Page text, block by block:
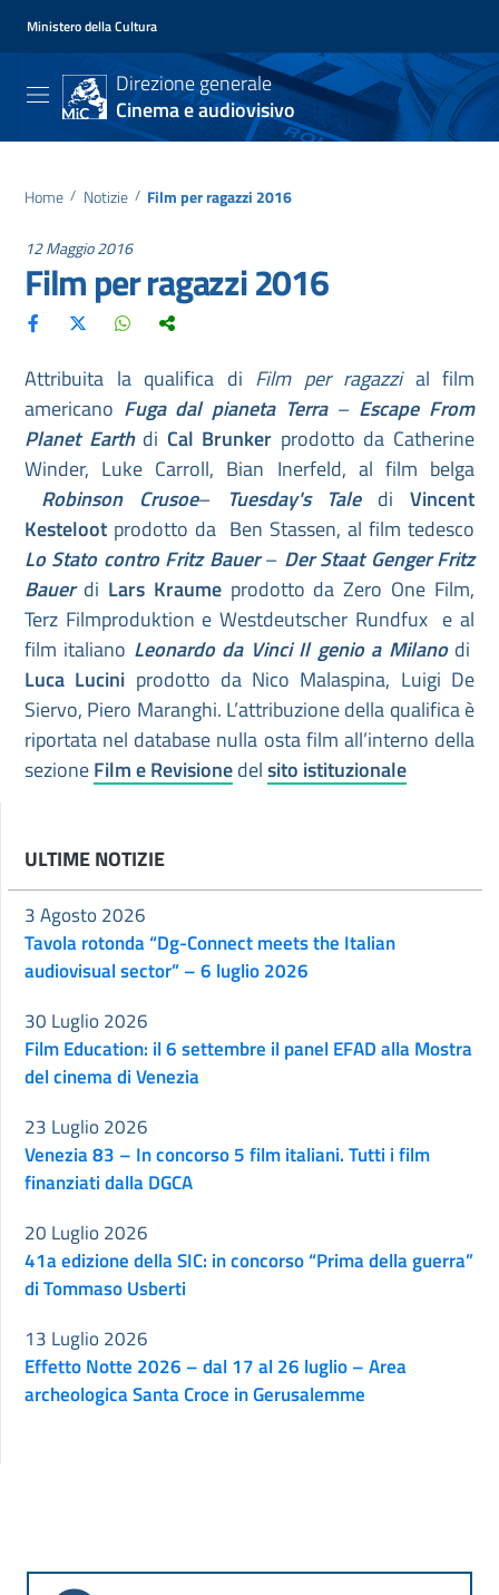
Ministero della Cultura
Direzione generale
Cinema e audiovisivo
Home / Notizie / Film per ragazzi 2016
12 Maggio 2016
Film per ragazzi 2016
Attribuita la qualifica di Film per ragazzial film
americano Fuga dal pianeta Terra– Escape From
Planet Earth di Cal Brunker prodotto da Catherine
Winder, Luke Carroll, Bian Inerfeld, al film belga
Robinson Crusoe– Tuesday's TalediVincent
Kesteloot prodotto da Ben Stassen, al film tedesco
Lo Stato contro Fritz Bauer– Der Staat Genger Fritz
Bauerdi Lars Kraumeprodotto da Zero One Film,
Terz Filmproduktion e Westdeutscher Rundfux e al
film italiano Leonardo da Vinci Il genio a Milanodi
Luca Lucini prodotto da Nico Malaspina, Luigi De
Siervo, Piero Maranghi. L’attribuzione della qualifica è
riportata nel database nulla osta film all’interno della
sezioneFilm e Revisionedelsito istituzionale
ULTIME NOTIZIE
Tavola rotonda “Dg-Connect meets the Italian
audiovisual sector” – 6 luglio 2026
3 Agosto 2026
Film Education: il 6 settembre il panel EFAD alla Mostra
del cinema di Venezia
30 Luglio 2026
Venezia 83 – In concorso 5 film italiani. Tutti i film
finanziati dalla DGCA
23 Luglio 2026
41a edizione della SIC: in concorso “Prima della guerra”
di Tommaso Usberti
20 Luglio 2026
Effetto Notte 2026 – dal 17 al 26 luglio – Area
archeologica Santa Croce in Gerusalemme
13 Luglio 2026